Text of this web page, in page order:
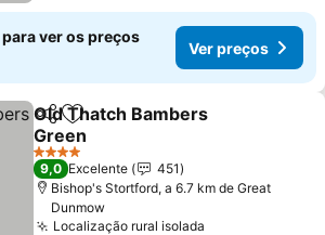
ver os preços
Ver preços
PartilharAdicionar aos favoritos
Old Thatch Bambers
Green
Ver preços
4 Estrelas
9,0 Excelente
451
Bishop's Stortford, a 6.7 km de Great
Dunmow
Localização rural isolada